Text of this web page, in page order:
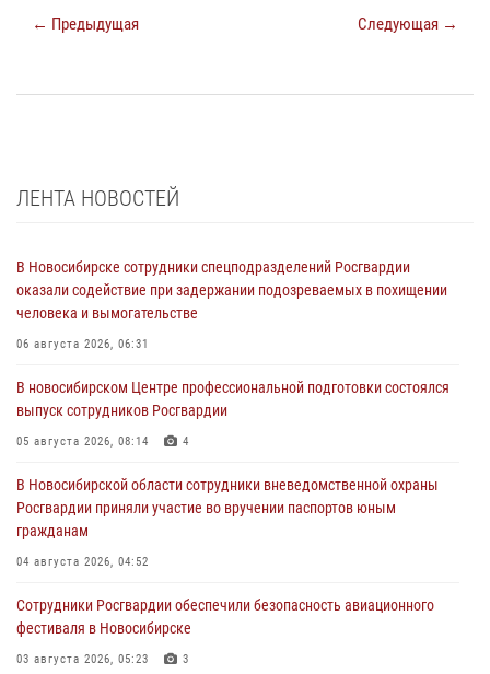
← Предыдущая Следующая →
ЛЕНТА НОВОСТЕЙ
В Новосибирске сотрудники спецподразделений Росгвардии
оказали содействие при задержании подозреваемых в похищении
человека и вымогательстве
06 августа 2026, 06:31
В новосибирском Центре профессиональной подготовки состоялся
выпуск сотрудников Росгвардии
05 августа 2026, 08:14 4
В Новосибирской области сотрудники вневедомственной охраны
Росгвардии приняли участие во вручении паспортов юным
гражданам
04 августа 2026, 04:52
Сотрудники Росгвардии обеспечили безопасность авиационного
фестиваля в Новосибирске
03 августа 2026, 05:23 3